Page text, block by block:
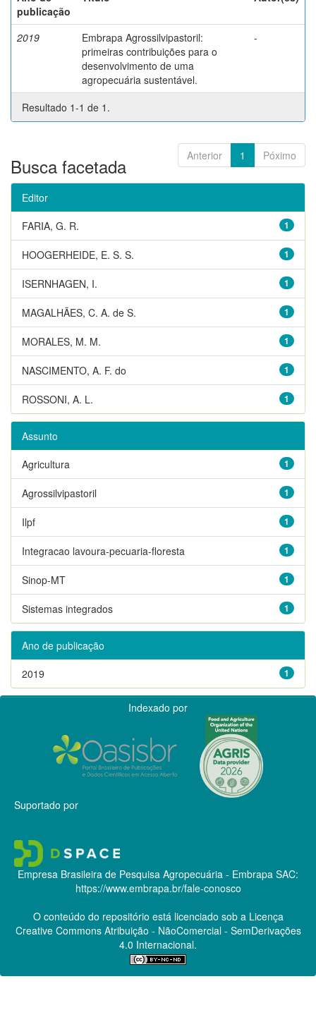
publicação
2019
Embrapa Agrossilvipastoril:
primeiras contribuições para o
desenvolvimento de uma
agropecuária sustentável.
-
Resultado 1-1 de 1.
Anterior 1 Póximo
Busca facetada
Editor
1
FARIA, G. R.
1
HOOGERHEIDE, E. S. S.
1
ISERNHAGEN, I.
1
MAGALHÃES, C. A. de S.
1
MORALES, M. M.
1
NASCIMENTO, A. F. do
1
ROSSONI, A. L.
Assunto
1
Agricultura
1
Agrossilvipastoril
1
Ilpf
1
Integracao lavoura-pecuaria-floresta
1
Sinop-MT
1
Sistemas integrados
Ano de publicação
1
2019
Indexado por
Suportado por
Empresa Brasileira de Pesquisa Agropecuária - Embrapa SAC:
https://www.embrapa.br/fale-conosco
O conteúdo do repositório está licenciado sob a Licença
Creative CommonsAtribuição - NãoComercial - SemDerivações
4.0 Internacional.